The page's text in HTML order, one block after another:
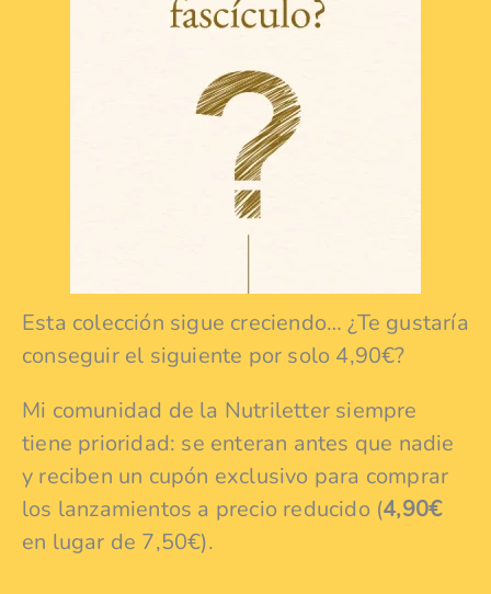
Esta colección sigue creciendo… ¿Te gustaría
conseguir el siguiente por solo 4,90€?
Mi comunidad de la Nutriletter siempre
tiene prioridad: se enteran antes que nadie
y reciben un cupón exclusivo para comprar
los lanzamientos a precio reducido (4,90€
en lugar de 7,50€).